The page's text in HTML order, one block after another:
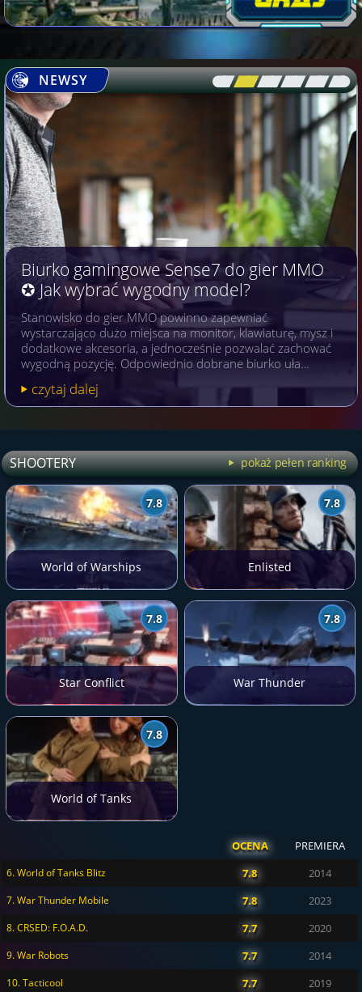
NEWSY [\ \\ \\ \\ \\ \]
Biurko gamingowe Sense7 do gier MMO
✪ Jak wybrać wygodny model?
Stanowisko do gier MMO powinno zapewniać
wystarczająco dużo miejsca na monitor, klawiaturę, mysz i
dodatkowe akcesoria, a jednocześnie pozwalać zachować
wygodną pozycję. Odpowiednio dobrane biurko uła…
czytaj dalej
SHOOTERY pokaż pełen ranking
7.8
World of Warships
7.8
Enlisted
7.8
Star Conflict
7.8
War Thunder
7.8
World of Tanks
OCENA PREMIERA
6. World of Tanks Blitz 7.8 2014
7. War Thunder Mobile 7.8 2023
8. CRSED: F.O.A.D. 7.7 2020
9. War Robots 7.7 2014
10. Tacticool 7.7 2019